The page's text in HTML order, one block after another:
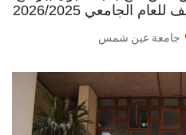
تواصل معنا
الطلاب
الجامعي 2026/2025
جامعة عين شمس